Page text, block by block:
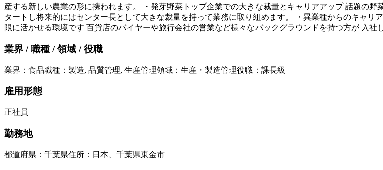
産する新しい農業の形に携われます。 ・発芽野菜トップ企業での大きな裁量とキャリアアップ 話題の
タートし将来的にはセンター長として大きな裁量を持って業務に取り組めます。 ・異業種からのキャ
限に活かせる環境です 百貨店のバイヤーや旅行会社の営業など様々なバックグラウンドを持つ方が 入社
業界 / 職種 / 領域 / 役職
業界 ： 食品職種 ： 製造, 品質管理, 生産管理領域 ： 生産・製造管理役職 ： 課長級
雇用形態
正社員
勤務地
都道府県 ： 千葉県住所 ： 日本、千葉県東金市